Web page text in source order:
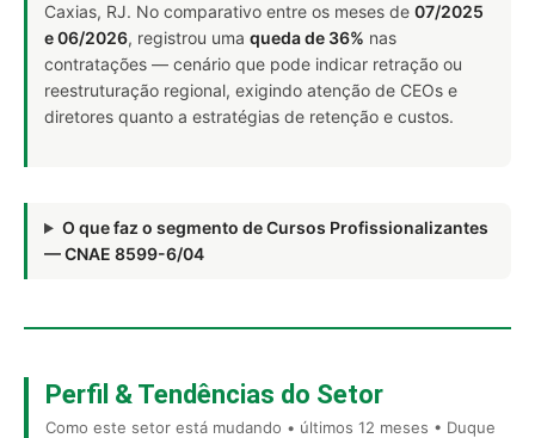
Caxias, RJ. No comparativo entre os meses de 07/2025
e 06/2026, registrou uma queda de 36% nas
contratações — cenário que pode indicar retração ou
reestruturação regional, exigindo atenção de CEOs e
diretores quanto a estratégias de retenção e custos.
O que faz o segmento de Cursos Profissionalizantes
— CNAE 8599-6/04
Perfil & Tendências do Setor
Como este setor está mudando • últimos 12 meses • Duque